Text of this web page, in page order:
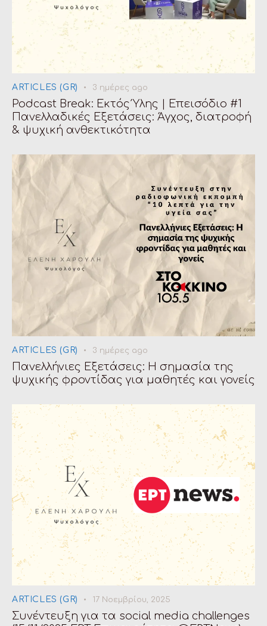
ARTICLES (GR) 3 ημέρες ago
Podcast Break: Εκτός Ύλης | Επεισόδιο #1
Πανελλαδικές Εξετάσεις: Άγχος, διατροφή
& ψυχική ανθεκτικότητα
ARTICLES (GR) 3 ημέρες ago
Πανελλήνιες Εξετάσεις: Η σημασία της
ψυχικής φροντίδας για μαθητές και γονείς
ARTICLES (GR) 17 Νοεμβρίου, 2025
Συνέντευξη για τα social media challenges